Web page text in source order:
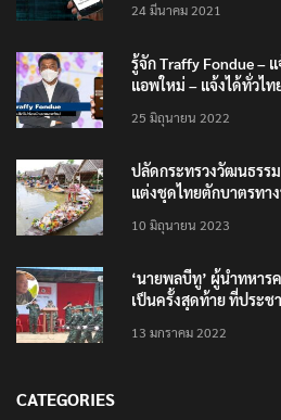
24 มีนาคม 2021
รู้จัก Traffy Fondue –
แอพใหม่ – แจ้งได้ทั่วไท
25 มิถุนายน 2022
ปลัดกระทรวงวัฒนธรรม
แต่งชุดไทยตักบาตรทา
10 มิถุนายน 2023
‘นายพลบีทู’ ผู้นำทหาร
เป็นครั้งสุดท้าย ที่ประ
13 มกราคม 2022
CATEGORIES